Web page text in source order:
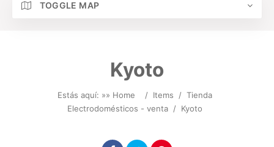
TOGGLE MAP
Kyoto
Estás aquí: »» Home / Items / Tienda
Electrodomésticos - venta / Kyoto